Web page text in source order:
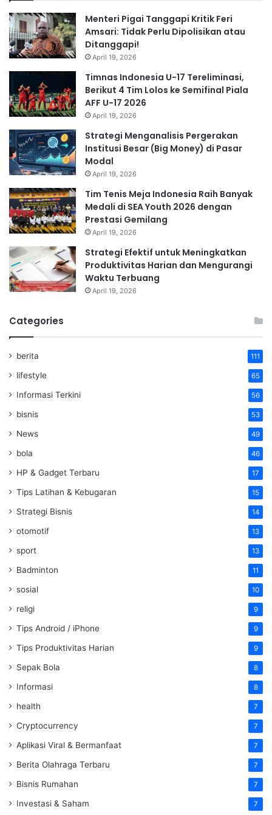
Menteri Pigai Tanggapi Kritik Feri
Amsari: Tidak Perlu Dipolisikan atau
Ditanggapi!
April 19, 2026
Timnas Indonesia U-17 Tereliminasi,
Berikut 4 Tim Lolos ke Semifinal Piala
AFF U-17 2026
April 19, 2026
Strategi Menganalisis Pergerakan
Institusi Besar (Big Money) di Pasar
Modal
April 19, 2026
Tim Tenis Meja Indonesia Raih Banyak
Medali di SEA Youth 2026 dengan
Prestasi Gemilang
April 19, 2026
Strategi Efektif untuk Meningkatkan
Produktivitas Harian dan Mengurangi
Waktu Terbuang
April 19, 2026
Categories
berita 111
lifestyle 65
Informasi Terkini 56
bisnis 53
News 49
bola 46
HP & Gadget Terbaru 17
Tips Latihan & Kebugaran 15
Strategi Bisnis 14
otomotif 13
sport 13
Badminton 11
sosial 10
religi 9
Tips Android / iPhone 9
Tips Produktivitas Harian 9
Sepak Bola 8
Informasi 8
health 7
Cryptocurrency 7
Aplikasi Viral & Bermanfaat 7
Berita Olahraga Terbaru 7
Bisnis Rumahan 7
Investasi & Saham 7